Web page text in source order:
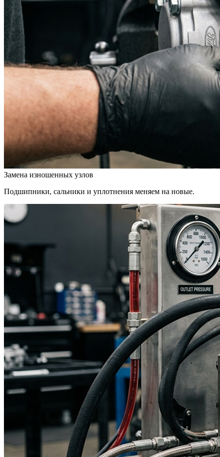
Замена изношенных узлов
Подшипники, сальники и уплотнения меняем на новые.